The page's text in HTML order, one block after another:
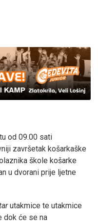
od 09.00 sati
završetak košarkaške
škole košarke
u dvorani prije ljetne
utakmice te utakmice
dok će se na